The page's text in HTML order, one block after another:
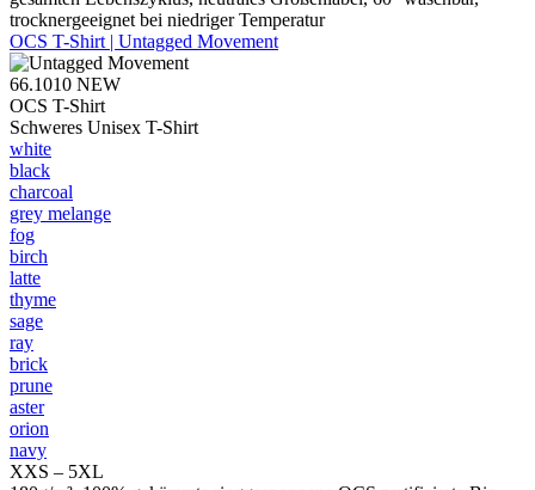
trocknergeeignet bei niedriger Temperatur
OCS T-Shirt | Untagged Movement
66.1010 NEW
OCS T-Shirt
Schweres Unisex T-Shirt
white
black
charcoal
grey melange
fog
birch
latte
thyme
sage
ray
brick
prune
aster
orion
navy
XXS – 5XL